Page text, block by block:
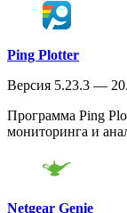
Ping Plotter
Версия 5.23.3 —
Программа Ping
мониторинга и
Netgear Genie